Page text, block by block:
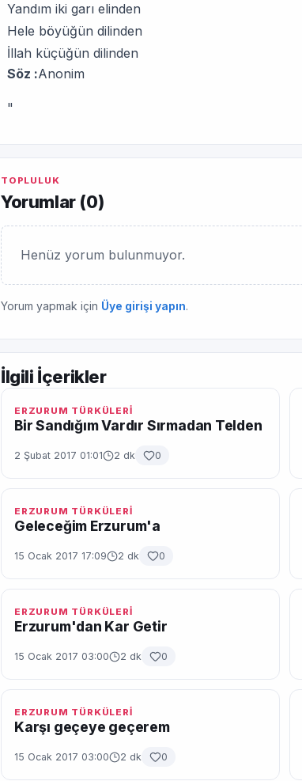
Yandım iki garı elinden
Hele böyüğün dilinden
İllah küçüğün dilinden
Söz :Anonim
"
TOPLULUK
Yorumlar (0)
Henüz yorum bulunmuyor.
Yorum yapmak için Üye girişi yapın.
İlgili İçerikler
ERZURUM TÜRKÜLERİ
Bir Sandığım Vardır Sırmadan Telden
2 Şubat 2017 01:01 2 dk 0
ERZURUM TÜRKÜLERİ
Geleceğim Erzurum'a
15 Ocak 2017 17:09 2 dk 0
ERZURUM TÜRKÜLERİ
Erzurum'dan Kar Getir
15 Ocak 2017 03:00 2 dk 0
ERZURUM TÜRKÜLERİ
Karşı geçeye geçerem
15 Ocak 2017 03:00 2 dk 0